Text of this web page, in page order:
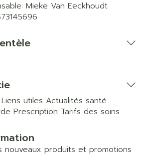
Mieke Van Eeckhoudt
Liens utiles Actualités santé
Prescription Tarifs des soins
nouveaux produits et promotions